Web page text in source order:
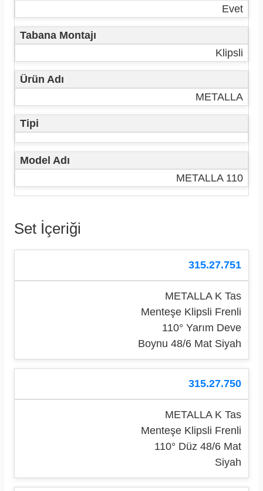
Evet
Tabana Montajı
Klipsli
Ürün Adı
METALLA
Tipi
Model Adı
METALLA 110
Set İçeriği
315.27.751
METALLA K Tas
Menteşe Klipsli Frenli
110° Yarım Deve
Boynu 48/6 Mat Siyah
315.27.750
METALLA K Tas
Menteşe Klipsli Frenli
110° Düz 48/6 Mat
Siyah